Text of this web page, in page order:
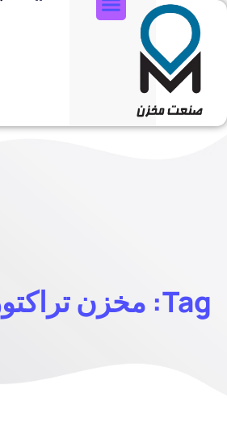
Tag: مخزن تراکتوری صنعتی